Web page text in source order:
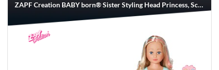
ZAPF Creation BABY born® Sister Styling Head Princess, Schmink- und Frisierkopf